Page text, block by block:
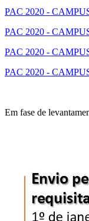
PAC 2020 -
PAC 2020 -
PAC 2020 -
PAC 2020 -
Em fase de